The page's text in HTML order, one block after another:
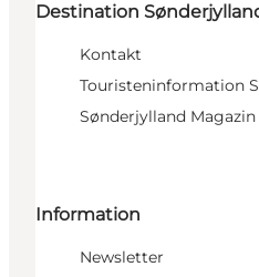
Destination
Kontakt
Touristeninformation
Sønderjylland Magazin
Information
Newsletter